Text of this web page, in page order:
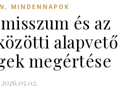
, MINDENNAPOK
és az
alapvető
megértése
2026.05.02.